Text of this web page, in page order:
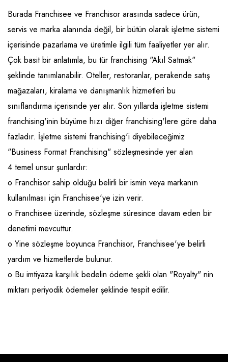
Ev Hizmetleri
Sağlık Güzellik
Turizm - Eğlence
Market FMGC - Katlı Mağaza
Mobilya ve Ev Tekstili
Oyuncak ve Hediyelik
Takı
Yapı Malzemesi - Hırdavat
Gayrimenkul
Gıda ve Sarf Malzemeleri
Güvenlik - Temizlik
Giyim - Aksesuar
Hukuk - Marka - Patent ve Tercüme
Isıtma - Soğutma ve Havalandırma
Lojistik - Kargo ve Kurye
Mali Kayıt ve Denetim
Matbaa - Fotoğraf
Mobilya Dekorasyon
Proje - İnşaat ve Tesisat
Raf ve Depo Sistemleri
Reklam - Tanıtım - PR ve İnternet
Seyahat - Rent A Car
Burada Franchisee ve Franchisor arasında sadece ürün,
servis ve marka alanında değil, bir bütün olarak işletme sistemi
içerisinde pazarlama ve üretimle ilgili tüm faaliyetler yer alır.
Çok basit bir anlatımla, bu tür franchising "Akıl Satmak"
şeklinde tanımlanabilir. Oteller, restoranlar, perakende satış
mağazaları, kiralama ve danışmanlık hizmetleri bu
sınıflandırma içerisinde yer alır. Son yıllarda işletme sistemi
franchising'inin büyüme hızı diğer franchising'lere göre daha
fazladır. İşletme sistemi franchising'i diyebileceğimiz
"Business Format Franchising" sözleşmesinde yer alan
4 temel unsur şunlardır:
o Franchisor sahip olduğu belirli bir ismin veya markanın
kullanılması için Franchisee'ye izin verir.
o Franchisee üzerinde, sözleşme süresince davam eden bir
denetimi mevcuttur.
o Yine sözleşme boyunca Franchisor, Franchisee'ye belirli
yardım ve hizmetlerde bulunur.
o Bu imtiyaza karşılık bedelin ödeme şekli olan "Royalty" nin
miktarı periyodik ödemeler şeklinde tespit edilir.